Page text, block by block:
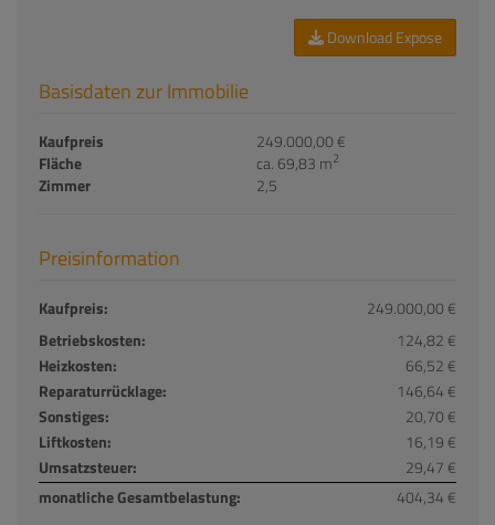
Download Expose
Basisdaten zur Immobilie
Kaufpreis
249.000,00 €
Fläche
ca. 69,83 m2
Zimmer 2,5
Preisinformation
Kaufpreis:
249.000,00 €
Betriebskosten:
124,82 €
Heizkosten:
66,52 €
Reparaturrücklage:
146,64 €
Sonstiges:
20,70 €
Liftkosten:
16,19 €
Umsatzsteuer:
29,47 €
monatliche Gesamtbelastung:
404,34 €